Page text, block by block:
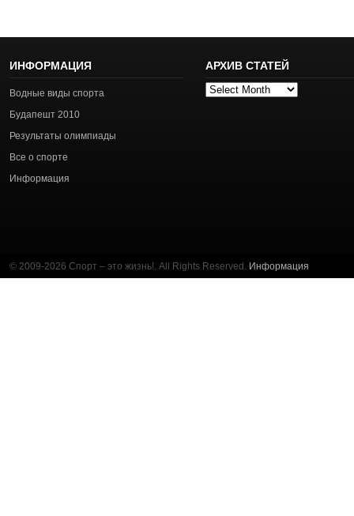
ИНФОРМАЦИЯ
Водные виды спорта
Будапешт 2010
Результаты олимпиады
Все о спорте
Информация
АРХИВ СТАТЕЙ
Архив
© 2009-2026 Спорт – это жизнь!. All Rights Reserved. Информация